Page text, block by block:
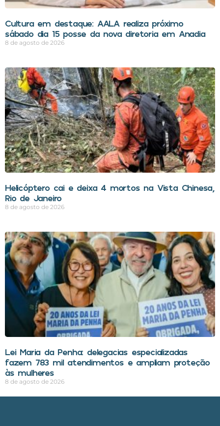
Cultura em destaque: AALA realiza próximo
sábado dia 15 posse da nova diretoria em Anadia
8 de agosto de 2026
Helicóptero cai e deixa 4 mortos na Vista Chinesa,
Rio de Janeiro
8 de agosto de 2026
Lei Maria da Penha: delegacias especializadas
fazem 783 mil atendimentos e ampliam proteção
às mulheres
8 de agosto de 2026